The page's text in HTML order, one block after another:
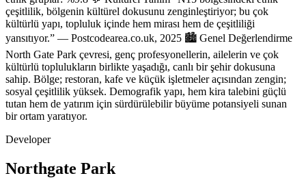
çeşitlilik, bölgenin kültürel dokusunu zenginleştiriyor; bu çok
kültürlü yapı, topluluk içinde hem mirası hem de çeşitliliği
yansıtıyor.” — Postcodearea.co.uk, 2025 🏙 Genel Değerlendirme
North Gate Park çevresi, genç profesyonellerin, ailelerin ve çok
kültürlü toplulukların birlikte yaşadığı, canlı bir şehir dokusuna
sahip. Bölge; restoran, kafe ve küçük işletmeler açısından zengin;
sosyal çeşitlilik yüksek. Demografik yapı, hem kira talebini güçlü
tutan hem de yatırım için sürdürülebilir büyüme potansiyeli sunan
bir ortam yaratıyor.
Developer
Northgate Park